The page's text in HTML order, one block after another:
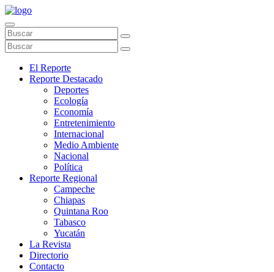
El Reporte
Reporte Destacado
Deportes
Ecología
Economía
Entretenimiento
Internacional
Medio Ambiente
Nacional
Política
Reporte Regional
Campeche
Chiapas
Quintana Roo
Tabasco
Yucatán
La Revista
Directorio
Contacto